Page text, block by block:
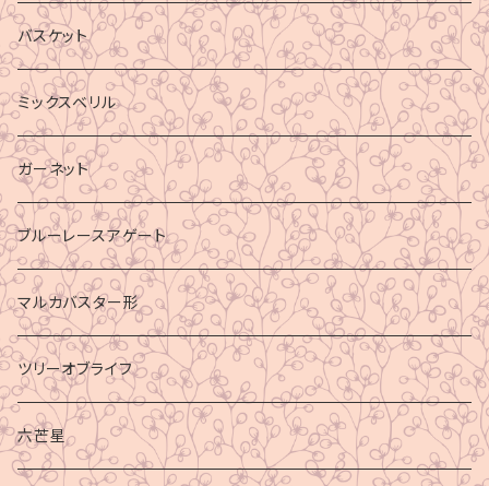
バスケット
ミックスベリル
ガーネット
ブルーレースアゲート
マルカバスター形
ツリーオブライフ
六芒星